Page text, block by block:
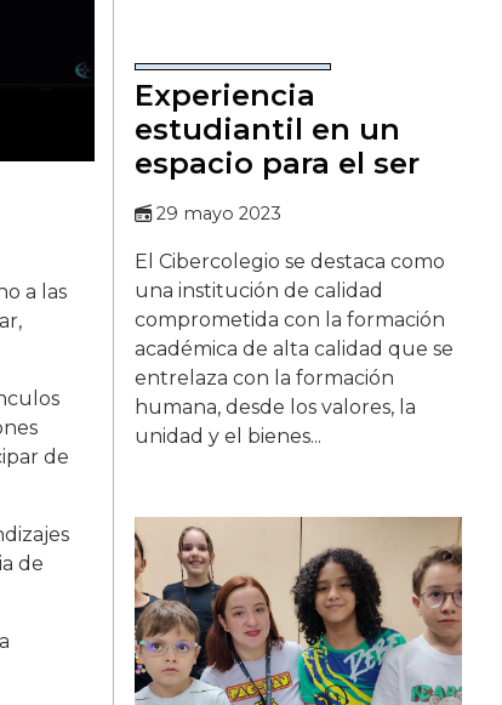
a las
de
de
Experiencia
estudiantil en un
espacio para el ser
29 mayo 2023
El Cibercolegio se destaca como
una institución de calidad
comprometida con la formación
académica de alta calidad que se
entrelaza con la formación
humana, desde los valores, la
unidad y el bienes...